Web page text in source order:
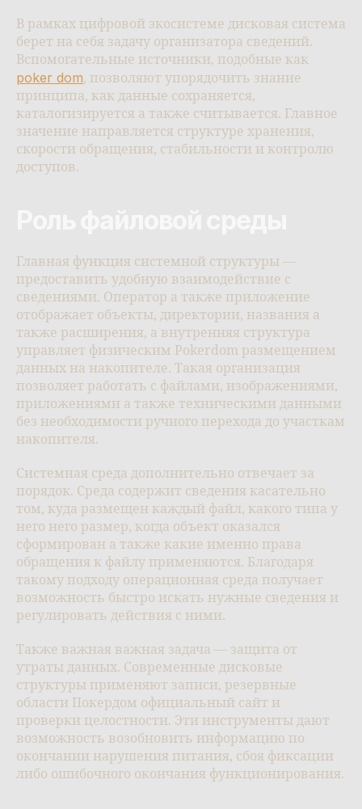
В рамках цифровой экосистеме дисковая система
берет на себя задачу организатора сведений.
Вспомогательные источники, подобные как
poker dom, позволяют упорядочить знание
принципа, как данные сохраняется,
каталогизируется а также считывается. Главное
значение направляется структуре хранения,
скорости обращения, стабильности и контролю
доступов.
Главная функция системной структуры —
предоставить удобную взаимодействие с
сведениями. Оператор а также приложение
отображает объекты, директории, названия а
также расширения, а внутренняя структура
управляет физическим Pokerdom размещением
данных на накопителе. Такая организация
позволяет работать с файлами, изображениями,
приложениями а также техническими данными
без необходимости ручного перехода до участкам
накопителя.
Системная среда дополнительно отвечает за
порядок. Среда содержит сведения касательно
том, куда размещен каждый файл, какого типа у
него него размер, когда объект оказался
сформирован а также какие именно права
обращения к файлу применяются. Благодаря
такому подходу операционная среда получает
возможность быстро искать нужные сведения и
регулировать действия с ними.
Также важная важная задача — защита от
утраты данных. Современные дисковые
структуры применяют записи, резервные
области Покердом официальный сайт и
проверки целостности. Эти инструменты дают
возможность возобновить информацию по
окончании нарушения питания, сбоя фиксации
либо ошибочного окончания функционирования.